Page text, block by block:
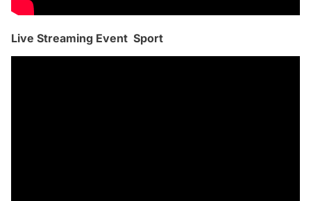
Live Streaming Event Sport